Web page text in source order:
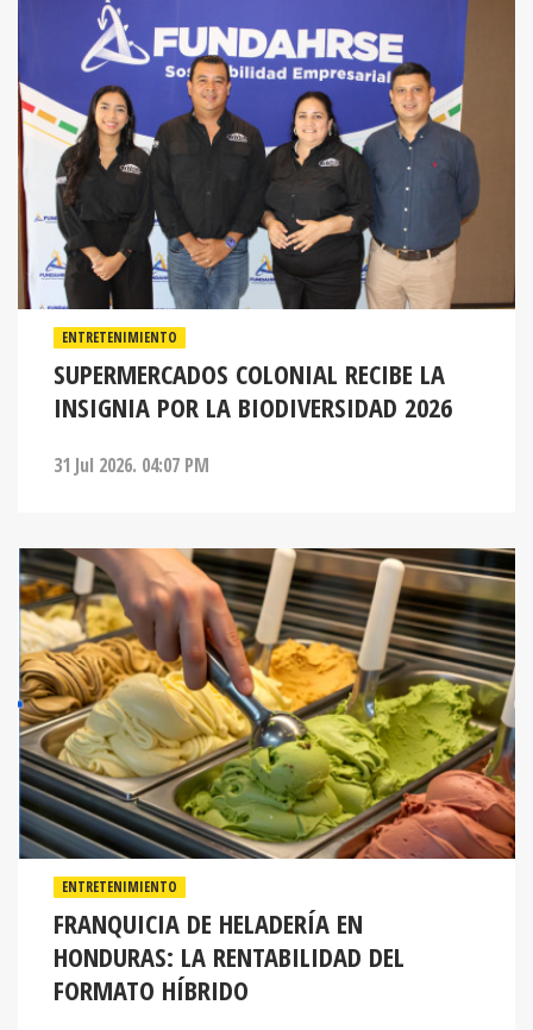
ENTRETENIMIENTO
SUPERMERCADOS COLONIAL RECIBE LA
INSIGNIA POR LA BIODIVERSIDAD 2026
31 Jul 2026. 04:07 PM
ENTRETENIMIENTO
FRANQUICIA DE HELADERÍA EN
HONDURAS: LA RENTABILIDAD DEL
FORMATO HÍBRIDO